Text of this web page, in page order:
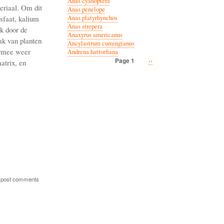
Om dit
kalium
door de
van planten
weer
en
comments
Anas penelope
Anas platyrhynchos
Anas strepera
Anaxyrus americanus
Ancylastrum cumingianus
Andrena hattorfiana
Page 1
Next
››